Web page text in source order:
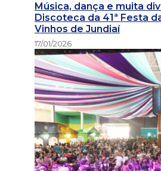
Música, dança e muita
Discoteca da 41ª Festa
Vinhos de Jundiaí
17/01/2026